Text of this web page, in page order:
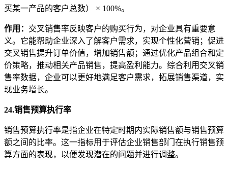
买某一产品的客户总数） × 100%。
作用 ： 交叉销售率反映客户的购买行为，对企业具有重要意
义。它能帮助企业深入了解客户需求，实现个性化营销；促进
交叉销售提升订单价值，增加销售额；通过优化产品组合和定
价策略，推动相关产品销售，提高盈利能力。综合利用交叉销
售率数据，企业可以更好地满足客户需求，拓展销售渠道，实
现业务增长。
24.销售预算执行率
销售预算执行率是指企业在特定时期内实际销售额与销售预算
额之间的比率。这一指标用于评估企业销售部门在执行销售预
算方面的表现，以便发现潜在的问题并进行调整。